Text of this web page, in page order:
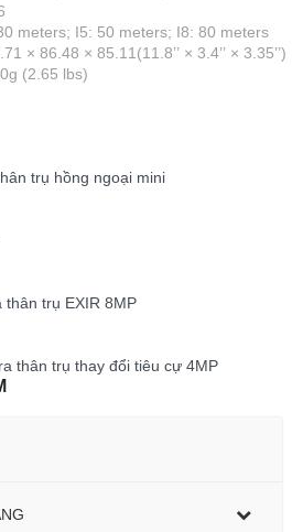
meters; I5: 50 meters; I8: 80 meters
× 86.48 × 85.11(11.8’’ × 3.4’’ × 3.35’’)
(2.65 lbs)
trụ hồng ngoại mini
thân trụ EXIR 8MP
thân trụ thay đổi tiêu cự 4MP